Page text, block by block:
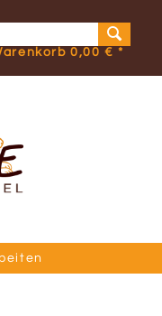
0,00 € *